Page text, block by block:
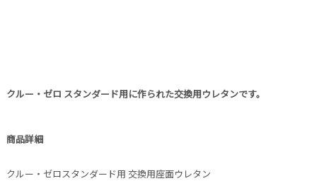
クルー・ゼロ スタンダード用に作られた交換用ウレタンです。
商品詳細
クルー・ゼロスタンダード用 交換用座面ウレタン